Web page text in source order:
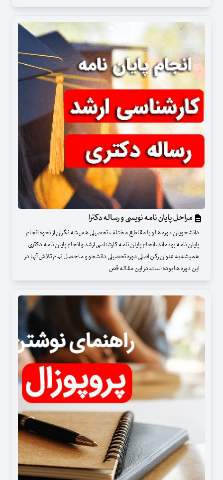
مراحل پایان نامه نویسی و رساله دکترا
دانشجویان دوره ها و یا مقاطع مختلف تحصیلی همیشه نگران از نحوه انجام
پایان نامه بوده اند. انجام پایان نامه کارشناسی ارشد و انجام پایان نامه دکتری
همیشه به عنوان رکن اصلی دوره تحصیلی دانشجو و ماحصل تمام تلاش آنها در
این دوره ها بوده است.در این مقاله قص